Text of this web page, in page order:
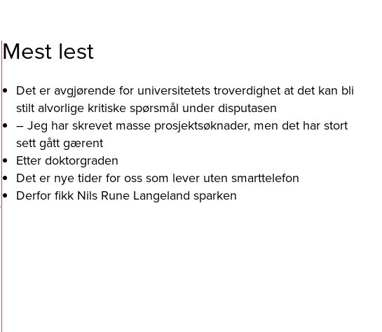
Mest lest
Det er avgjørende for universitetets troverdighet at det kan bli
stilt alvorlige kritiske spørsmål under disputasen
– Jeg har skrevet masse prosjektsøknader, men det har stort
sett gått gærent
Etter doktorgraden
Det er nye tider for oss som lever uten smarttelefon
Derfor fikk Nils Rune Langeland sparken